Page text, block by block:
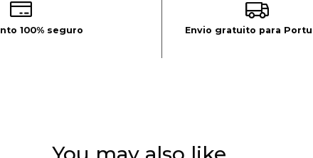
100% seguro Envio gratuito para